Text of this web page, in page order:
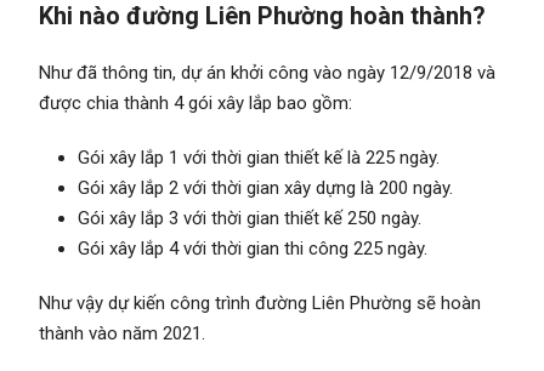
Khi nào đường Liên Phường hoàn thành?
Như đã thông tin, dự án khởi công vào ngày 12/9/2018 và
được chia thành 4 gói xây lắp bao gồm:
Gói xây lắp 1 với thời gian thiết kế là 225 ngày.
Gói xây lắp 2 với thời gian xây dựng là 200 ngày.
Gói xây lắp 3 với thời gian thiết kế 250 ngày.
Gói xây lắp 4 với thời gian thi công 225 ngày.
Như vậy dự kiến công trình đường Liên Phường sẽ hoàn
thành vào năm 2021.